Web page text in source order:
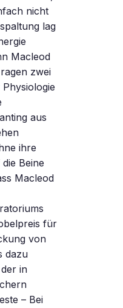
nicht
lag
Macleod
zwei
aus
ihre
Beine
Macleod
für
von
dazu
in
– Bei